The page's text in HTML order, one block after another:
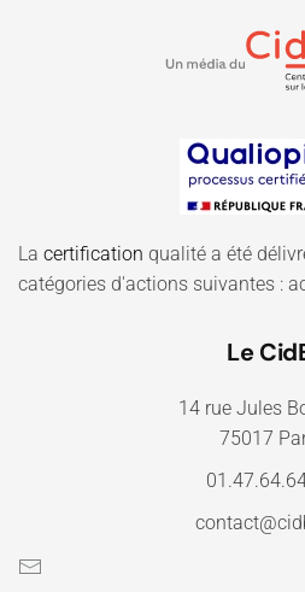
La certification qualité a été
catégories d'actions suivantes :
Le
14 rue Jules
75017